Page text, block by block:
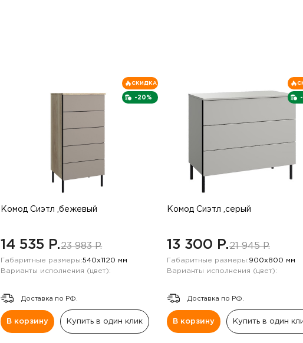
-20%
СКИДКА
Комод Сиэтл ,бежевый
14 535 P.23 983 P.
Габаритные размеры:540х1120 мм
Варианты исполнения (цвет):
Доставка по РФ.
В корзину Купить в один клик
Комод Сиэтл ,серый
13 300 P.21 945 P.
Габаритные размеры:900х800 мм
Варианты исполнения (цвет):
Доставка по РФ.
В корзину Купить в один